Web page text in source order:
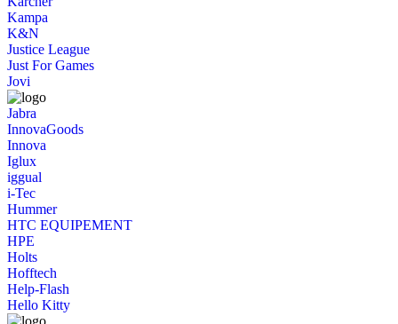
Kampa
K&N
Justice League
Just For Games
Jovi
Jabra
InnovaGoods
Innova
Iglux
iggual
i-Tec
Hummer
HTC EQUIPEMENT
HPE
Holts
Hofftech
Help-Flash
Hello Kitty